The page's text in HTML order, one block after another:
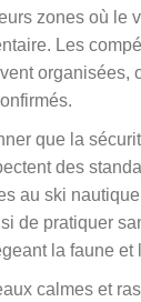
zones où le
Les
organisées,
que la
des
au ski
de pratiquer
la faune et
calmes et